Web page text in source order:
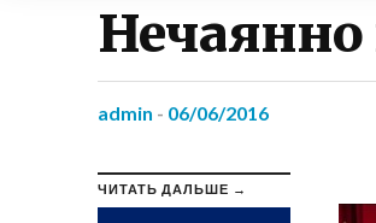
admin - 06/06/2016
ЧИТАТЬ ДАЛЬШЕ →